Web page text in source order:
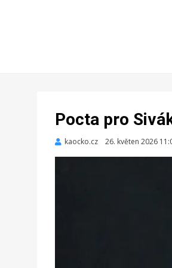
Pocta pro
kaocko.cz
Zveřejněno
26. květen 2026